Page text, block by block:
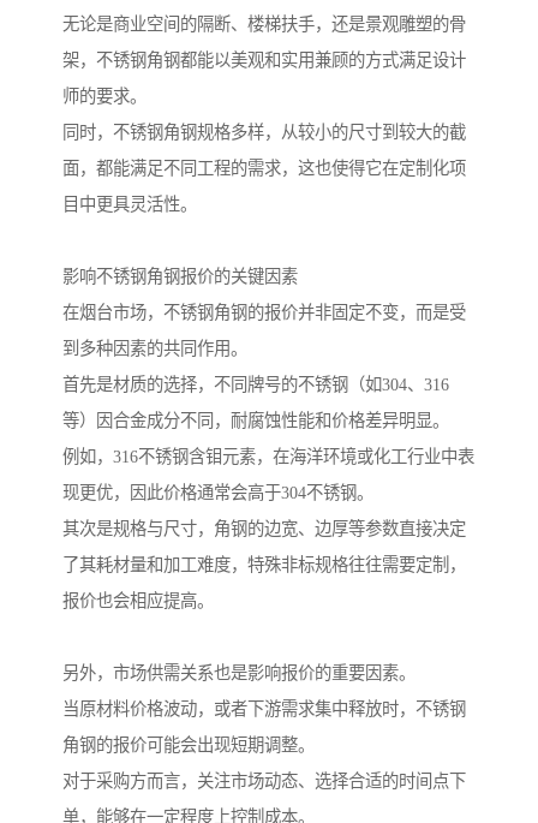
无论是商业空间的隔断、楼梯扶手，还是景观雕塑的骨
架，不锈钢角钢都能以美观和实用兼顾的方式满足设计
师的要求。
同时，不锈钢角钢规格多样，从较小的尺寸到较大的截
面，都能满足不同工程的需求，这也使得它在定制化项
目中更具灵活性。
影响不锈钢角钢报价的关键因素
在烟台市场，不锈钢角钢的报价并非固定不变，而是受
到多种因素的共同作用。
首先是材质的选择，不同牌号的不锈钢（如304、316
等）因合金成分不同，耐腐蚀性能和价格差异明显。
例如，316不锈钢含钼元素，在海洋环境或化工行业中表
现更优，因此价格通常会高于304不锈钢。
其次是规格与尺寸，角钢的边宽、边厚等参数直接决定
了其耗材量和加工难度，特殊非标规格往往需要定制，
报价也会相应提高。
另外，市场供需关系也是影响报价的重要因素。
当原材料价格波动，或者下游需求集中释放时，不锈钢
角钢的报价可能会出现短期调整。
对于采购方而言，关注市场动态、选择合适的时间点下
单，能够在一定程度上控制成本。